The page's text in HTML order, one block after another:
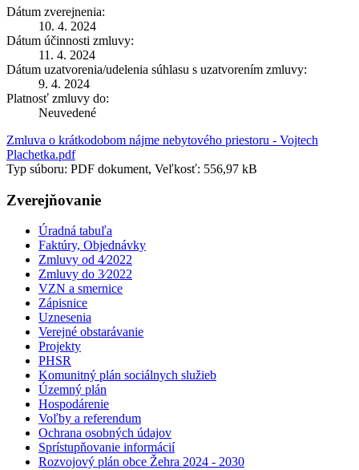
Dátum zverejnenia:
10. 4. 2024
Dátum účinnosti zmluvy:
11. 4. 2024
Dátum uzatvorenia/udelenia súhlasu s uzatvorením zmluvy:
9. 4. 2024
Platnosť zmluvy do:
Neuvedené
Zmluva o krátkodobom nájme nebytového priestoru - Vojtech
Plachetka.pdf
Typ súboru: PDF dokument, Veľkosť: 556,97 kB
Zverejňovanie
Úradná tabuľa
Faktúry, Objednávky
Zmluvy od 4⁄2022
Zmluvy do 3⁄2022
VZN a smernice
Zápisnice
Uznesenia
Verejné obstarávanie
Projekty
PHSR
Komunitný plán sociálnych služieb
Územný plán
Hospodárenie
Voľby a referendum
Ochrana osobných údajov
Sprístupňovanie informácií
Rozvojový plán obce Žehra 2024 - 2030